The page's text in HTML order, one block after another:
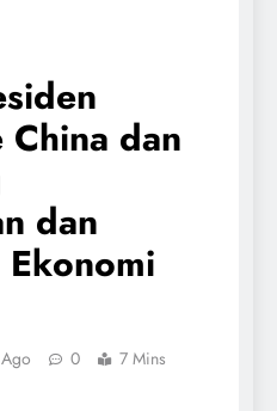
dan
dan
Ekonomi
0 7 Mins